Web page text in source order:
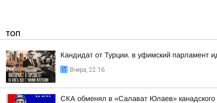
ТОП
Кандидат от Турции. в уфимский парламент
Вчера, 22:16
СКА обменял в «Салават Юлаев»